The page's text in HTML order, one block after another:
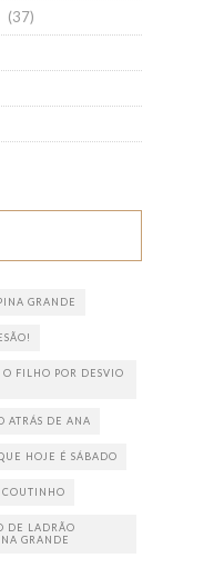
(37)
GRANDE
FILHO POR DESVIO
ATRÁS DE ANA
HOJE É SÁBADO
COUTINHO
DE LADRÃO
GRANDE